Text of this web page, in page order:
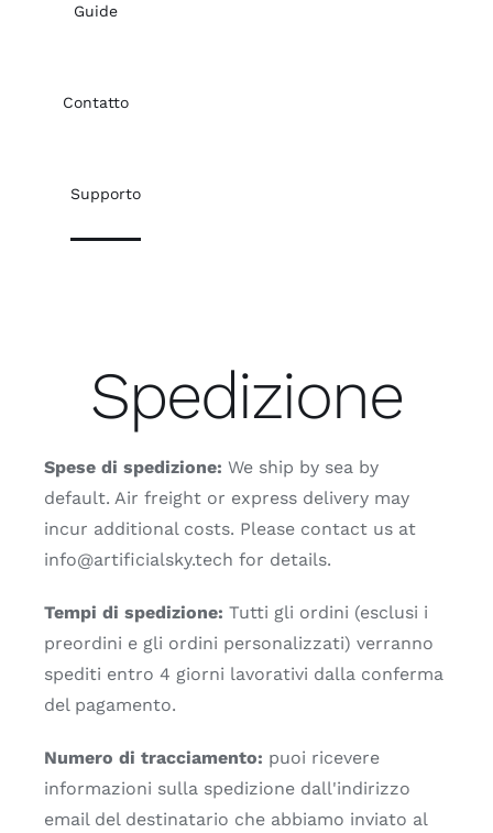
Guide
Contatto
Supporto
Spedizione
Spese di spedizione: We ship by sea by
default. Air freight or express delivery may
incur additional costs. Please contact us at
info@artificialsky.tech for details.
Tempi di spedizione: Tutti gli ordini (esclusi i
preordini e gli ordini personalizzati) verranno
spediti entro 4 giorni lavorativi dalla conferma
del pagamento.
Numero di tracciamento: puoi ricevere
informazioni sulla spedizione dall'indirizzo
email del destinatario che abbiamo inviato al